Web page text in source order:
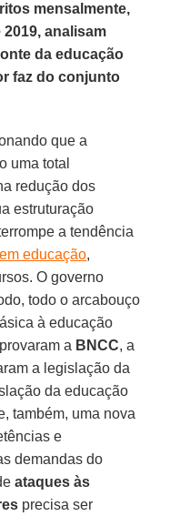
mensalmente,
analisam
da educação
faz do conjunto
que a
uma total
redução dos
estruturação
a tendência
educação,
O governo
todo o arcabouço
à educação
a BNCC, a
a legislação da
da educação
também, uma nova
e
demandas do
ataques às
precisa ser